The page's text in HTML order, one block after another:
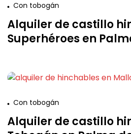
Con tobogán
Alquiler de castillo
Superhéroes en
Con tobogán
Alquiler de castillo